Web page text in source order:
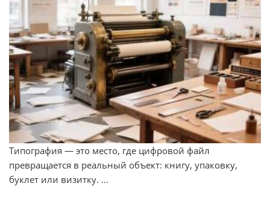
Типография — это место, где цифровой файл
превращается в реальный объект: книгу, упаковку,
буклет или визитку. ...